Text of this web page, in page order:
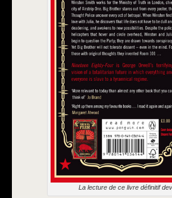
La lecture de ce livre définitif